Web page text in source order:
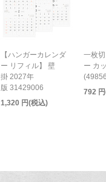
【ハンガーカレンダ
ー リフィル】 壁
掛 2027年
版 31429006
1,320 円(税込)
一枚
ー カ
792